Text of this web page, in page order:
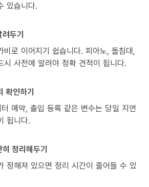
있습니다.
두기
비로 이어지기 쉽습니다. 피아노, 돌침대,
시 사전에 알려야 정확 견적이 됩니다.
확인하기
예약, 출입 등록 같은 변수는 당일 지연
됩니다.
정리해두기
정해져 있으면 정리 시간이 줄어들 수 있